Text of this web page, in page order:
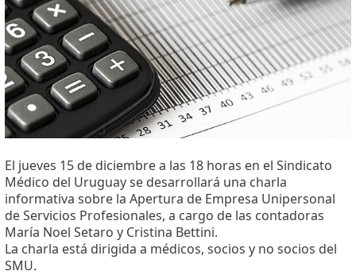
El jueves 15 de diciembre a las 18 horas en el Sindicato
Médico del Uruguay se desarrollará una charla
informativa sobre la Apertura de Empresa Unipersonal
de Servicios Profesionales, a cargo de las contadoras
María Noel Setaro y Cristina Bettini.
La charla está dirigida a médicos, socios y no socios del
SMU.